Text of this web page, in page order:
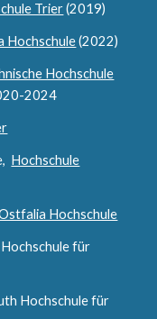
Trier(2019)
Hochschule(2022)
Hochschule
2024
Hochschule
Hochschule
für
Hochschule für